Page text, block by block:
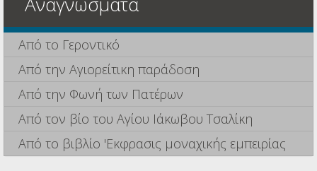
Από το Γεροντικό
Από την Αγιορείτικη παράδοση
Από την Φωνή των Πατέρων
Από τον βίο του Αγίου Ιάκωβου Τσαλίκη
Από το βιβλίο 'Εκφρασις μοναχικής εμπειρίας